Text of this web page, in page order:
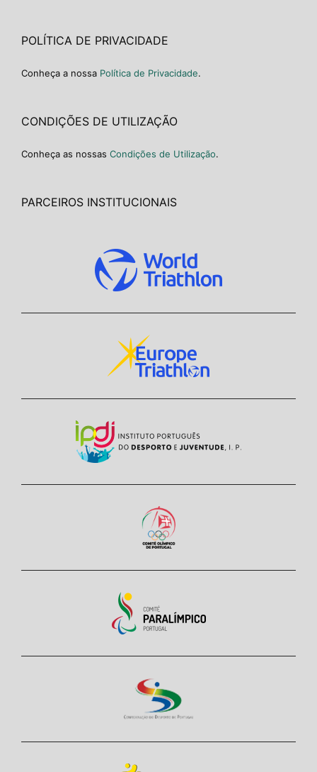
POLÍTICA DE PRIVACIDADE
Conheça a nossa Política de Privacidade.
CONDIÇÕES DE UTILIZAÇÃO
Conheça as nossas Condições de Utilização.
PARCEIROS INSTITUCIONAIS